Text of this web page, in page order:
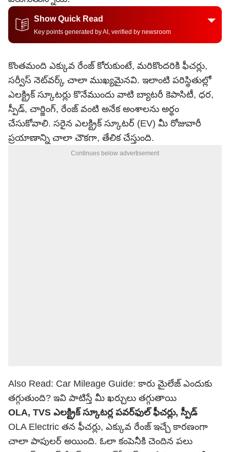
Show Quick Read
Key points generated by AI, verified by newsroom
కొంతమంది ఎక్కువ రేంజ్ కోరుకుంటే, మరికొందరికి ఫీచర్లు,
సర్వీస్ నెట్‌వర్క్ చాలా ముఖ్యమైనవి. ఇలాంటి పరిస్థితుల్లో
ఎలక్ట్రిక్ స్కూటర్లు కొనేముందు వాటి బ్యాటరీ కెపాసిటీ, ధర,
స్పీడ్, చార్జింగ్, రేంజ్ వంటి అనేక అంశాలను అర్థం
చేసుకోవాలి. సరైన ఎలక్ట్రిక్ స్కూటర్ (EV) మీ రోజువారీ
ప్రయాణాన్ని చాలా చౌకగా, తేలిక చేస్తుంది.
Continues below advertisement
Also Read: Car Mileage Guide: కారు మైలేజ్ ఎందుకు
తగ్గుతుంది? ఇవి పాటిస్తే మీ ఖర్చులు తగ్గుతాయి
OLA, TVS ఎలక్ట్రిక్ స్కూటర్ల పవర్‌ఫుల్ ఫీచర్లు, స్పీడ్
OLA Electric తన ఫీచర్లు, ఎక్కువ రేంజ్ ఇచ్చే కారణంగా
చాలా పాపులర్ అయింది. ఓలా కంపెనీకి చెందిన పలు